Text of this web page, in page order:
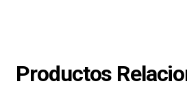
Productos